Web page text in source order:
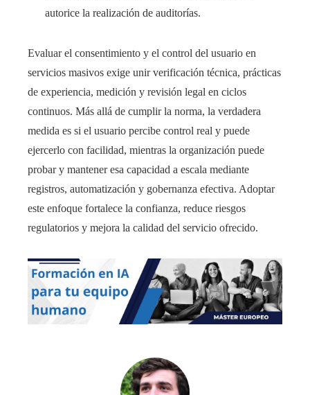
autorice la realización de auditorías.
Evaluar el consentimiento y el control del usuario en
servicios masivos exige unir verificación técnica, prácticas
de experiencia, medición y revisión legal en ciclos
continuos. Más allá de cumplir la norma, la verdadera
medida es si el usuario percibe control real y puede
ejercerlo con facilidad, mientras la organización puede
probar y mantener esa capacidad a escala mediante
registros, automatización y gobernanza efectiva. Adoptar
este enfoque fortalece la confianza, reduce riesgos
regulatorios y mejora la calidad del servicio ofrecido.